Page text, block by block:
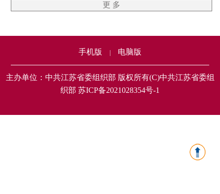
更 多
手机版 电脑版
主办单位：中共江苏省委组织部 版权所有(C)中共江苏省委组
织部 苏ICP备2021028354号-1